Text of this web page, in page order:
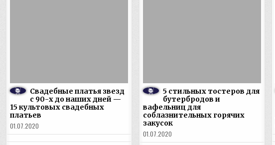
Свадебные платья звезд
с 90-х до наших дней —
15 культовых свадебных
платьев
01.07.2020
5 стильных тостеров для
бутербродов и
вафельниц для
соблазнительных горячих
закусок
01.07.2020